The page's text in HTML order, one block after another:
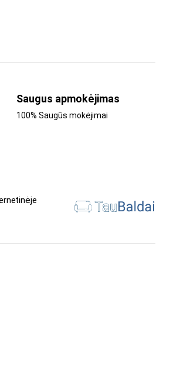
Saugus apmokėjimas
100% Saugūs mokėjimai